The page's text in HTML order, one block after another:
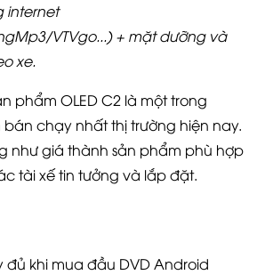
internet
VTVgo...) + mặt dưỡng và
xe.
phẩm OLED C2 là một trong
chạy nhất thị trường hiện nay.
như giá thành sản phẩm phù hợp
tài xế tin tưởng và lắp đặt.
đủ khi mua đầu DVD Android